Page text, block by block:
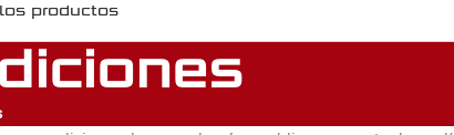
productos